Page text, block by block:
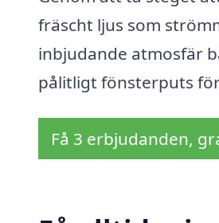
fräscht ljus som
inbjudande atmosfär
pålitligt fönsterputs
Få 3 erbjudanden,